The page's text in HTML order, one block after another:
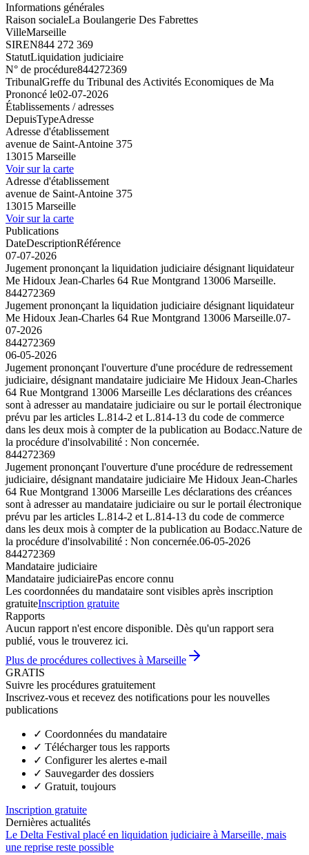
Informations générales
Raison socialeLa Boulangerie Des Fabrettes
VilleMarseille
SIREN844 272 369
StatutLiquidation judiciaire
N° de procédure844272369
TribunalGreffe du Tribunal des Activités Economiques de Ma
Prononcé le02-07-2026
Établissements / adresses
DepuisTypeAdresse
Adresse d'établissement
avenue de Saint-Antoine 375
13015 Marseille
Voir sur la carte
Adresse d'établissement
avenue de Saint-Antoine 375
13015 Marseille
Voir sur la carte
Publications
DateDescriptionRéférence
07-07-2026
Jugement prononçant la liquidation judiciaire désignant liquidateur
Me Hidoux Jean-Charles 64 Rue Montgrand 13006 Marseille.
844272369
Jugement prononçant la liquidation judiciaire désignant liquidateur
Me Hidoux Jean-Charles 64 Rue Montgrand 13006 Marseille.07-
07-2026
844272369
06-05-2026
Jugement prononçant l'ouverture d'une procédure de redressement
judiciaire, désignant mandataire judiciaire Me Hidoux Jean-Charles
64 Rue Montgrand 13006 Marseille Les déclarations des créances
sont à adresser au mandataire judiciaire ou sur le portail électronique
prévu par les articles L.814-2 et L.814-13 du code de commerce
dans les deux mois à compter de la publication au Bodacc.Nature de
la procédure d'insolvabilité : Non concernée.
844272369
Jugement prononçant l'ouverture d'une procédure de redressement
judiciaire, désignant mandataire judiciaire Me Hidoux Jean-Charles
64 Rue Montgrand 13006 Marseille Les déclarations des créances
sont à adresser au mandataire judiciaire ou sur le portail électronique
prévu par les articles L.814-2 et L.814-13 du code de commerce
dans les deux mois à compter de la publication au Bodacc.Nature de
la procédure d'insolvabilité : Non concernée.06-05-2026
844272369
Mandataire judiciaire
Mandataire judiciairePas encore connu
Les coordonnées du mandataire sont visibles après inscription
gratuiteInscription gratuite
Rapports
Aucun rapport n'est encore disponible. Dès qu'un rapport sera
publié, vous le trouverez ici.
Plus de procédures collectives à Marseille
GRATIS
Suivre les procédures gratuitement
Inscrivez-vous et recevez des notifications pour les nouvelles
publications
✓ Coordonnées du mandataire
✓ Télécharger tous les rapports
✓ Configurer les alertes e-mail
✓ Sauvegarder des dossiers
✓ Gratuit, toujours
Inscription gratuite
Dernières actualités
Le Delta Festival placé en liquidation judiciaire à Marseille, mais
une reprise reste possible